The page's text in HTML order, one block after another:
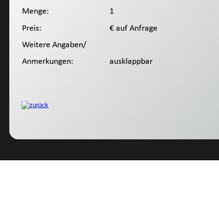
Menge:
Preis:
Weitere Angaben/
Anmerkungen:
1
€ auf Anfrage
ausklappbar